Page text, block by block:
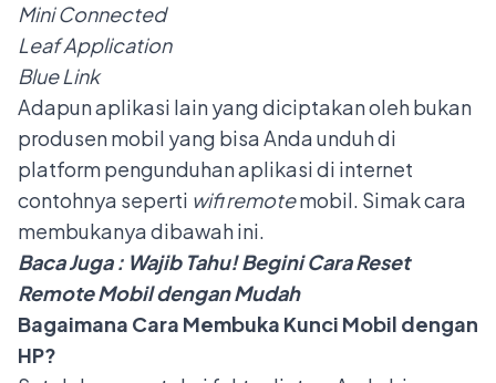
Mini Connected
Leaf Application
Blue Link
Adapun aplikasi lain yang diciptakan oleh bukan
produsen mobil yang bisa Anda unduh di
platform pengunduhan aplikasi di internet
contohnya seperti wifi remotemobil. Simak cara
membukanya dibawah ini.
Baca Juga : Wajib Tahu! Begini Cara Reset
Remote Mobil dengan Mudah
Bagaimana Cara Membuka Kunci Mobil dengan
HP?